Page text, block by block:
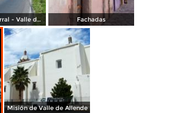
Carretera Parral - Valle de Allende Fachadas
Misión de Valle de Allende